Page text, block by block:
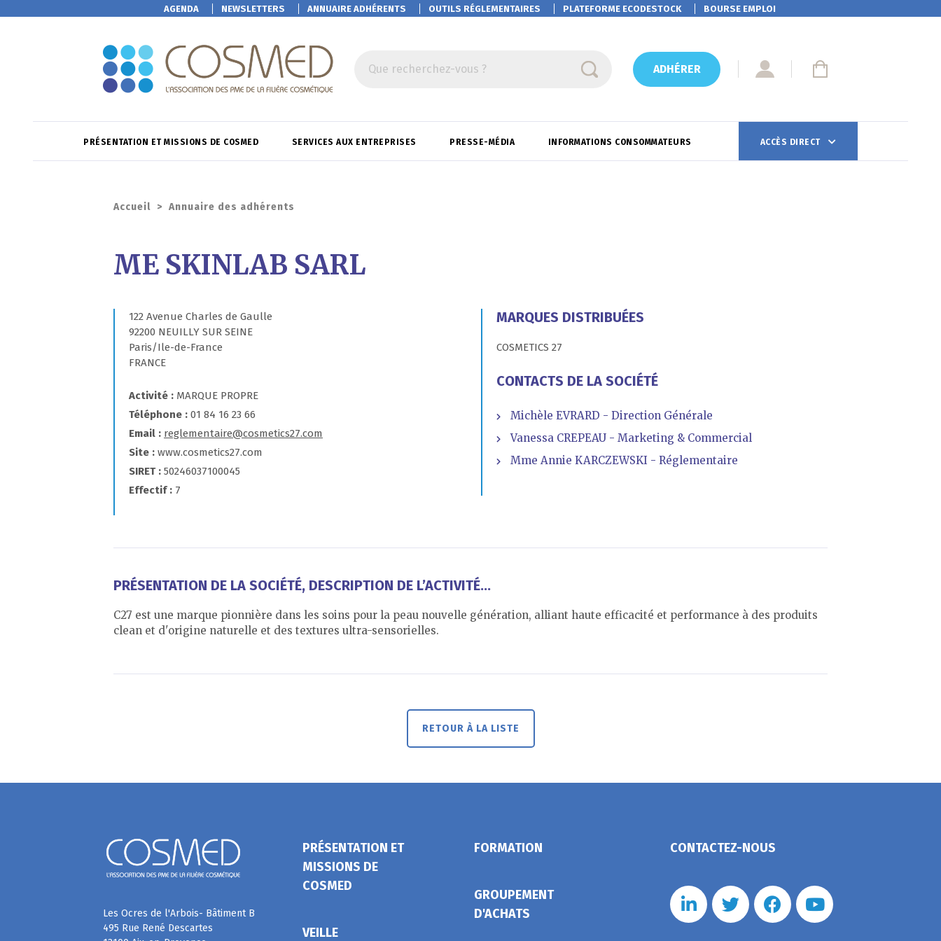
AGENDA NEWSLETTERS ANNUAIRE ADHÉRENTS OUTILS RÉGLEMENTAIRES PLATEFORMEECODESTOCK BOURSE EMPLOI
Que recherchez-vous ? ADHÉRER
PRÉSENTATION ET MISSIONS DE COSMED SERVICES AUX ENTREPRISES PRESSE-MÉDIA INFORMATIONS CONSOMMATEURS ACCÈS DIRECT
Accueil > Annuaire des adhérents
ME SKINLAB SARL
122 Avenue Charles de Gaulle
92200 NEUILLY SUR SEINE
Paris/Ile-de-France
FRANCE
Activité
MARQUE PROPRE
Téléphone
01 84 16 23 66
Email
reglementaire@cosmetics27.com
Site
www.cosmetics27.com
SIRET
50246037100045
Effectif
7
MARQUES DISTRIBUÉES
COSMETICS 27
CONTACTS DE LA SOCIÉTÉ
Michèle EVRARD - Direction Générale
Vanessa CREPEAU - Marketing & Commercial
Mme Annie KARCZEWSKI - Réglementaire
PRÉSENTATION DE LA SOCIÉTÉ, DESCRIPTION DE L’ACTIVITÉ...
C27 est une marque pionnière dans les soins pour la peau nouvelle génération, alliant haute efficacité et performance à des produits
clean et d'origine naturelle et des textures ultra-sensorielles.
RETOUR À LA LISTE
Les Ocres de l'Arbois- Bâtiment B
495 Rue René Descartes
PRÉSENTATION ET
MISSIONS DE
COSMED
VEILLE
FORMATION
GROUPEMENT
D'ACHATS
CONTACTEZ-NOUS